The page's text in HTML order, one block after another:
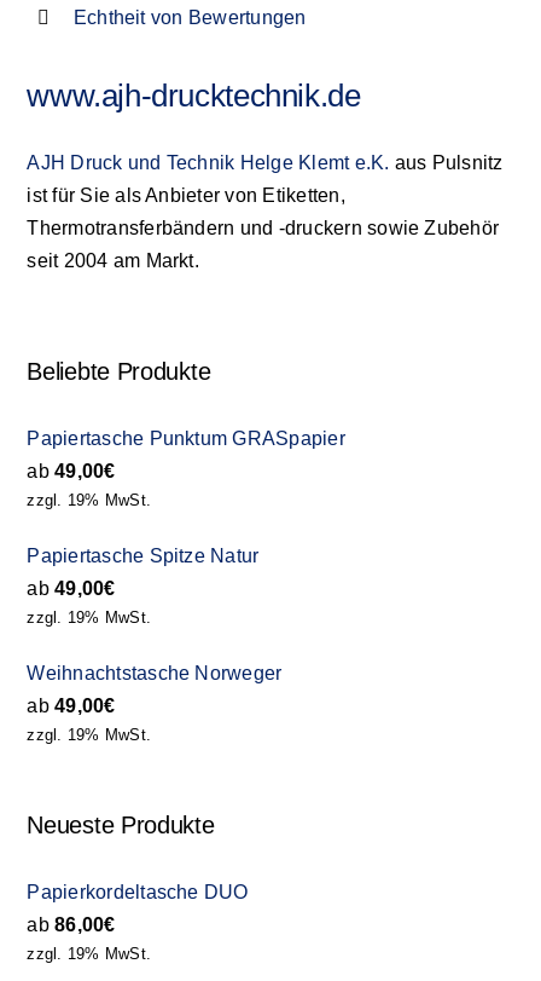
Echtheit von Bewertungen
www.ajh-drucktechnik.de
AJH Druck und Technik Helge Klemt e.K. aus Pulsnitz
ist für Sie als Anbieter von Etiketten,
Thermotransferbändern und -druckern sowie Zubehör
seit 2004 am Markt.
Beliebte Produkte
Papiertasche Punktum GRASpapier
ab49,00€
zzgl. 19% MwSt.
Papiertasche Spitze Natur
ab49,00€
zzgl. 19% MwSt.
Weihnachtstasche Norweger
ab49,00€
zzgl. 19% MwSt.
Neueste Produkte
Papierkordeltasche DUO
ab86,00€
zzgl. 19% MwSt.